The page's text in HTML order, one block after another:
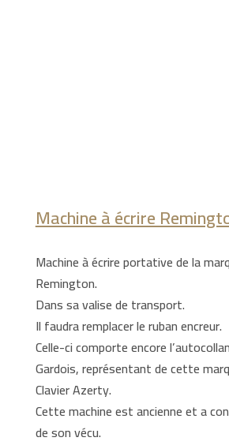
Machine à écrire
Machine à écrire portative de la
Remington.
Dans sa valise de transport.
Il faudra remplacer le ruban encreur.
Celle-ci comporte encore
Gardois, représentant de cette
Clavier Azerty.
Cette machine est ancienne et a
de son vécu.